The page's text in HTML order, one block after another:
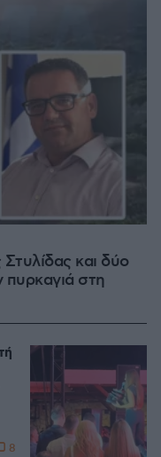
και δύο
πυρκαγιά στη
8